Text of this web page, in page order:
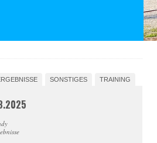
SONSTIGES TRAINING